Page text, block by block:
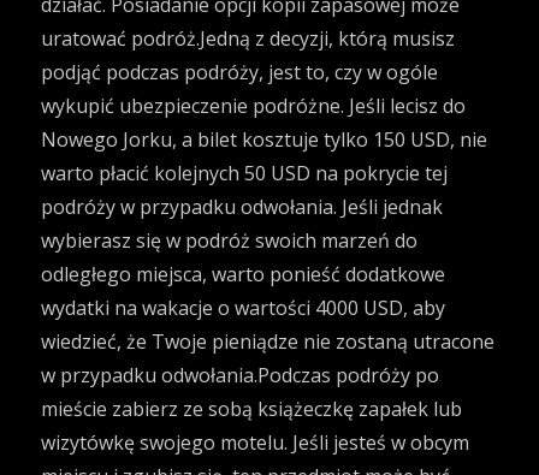
uratować podróż.Jedną z decyzji, którą musisz
podjąć podczas podróży, jest to, czy w ogóle
wykupić ubezpieczenie podróżne. Jeśli lecisz do
Nowego Jorku, a bilet kosztuje tylko 150 USD, nie
warto płacić kolejnych 50 USD na pokrycie tej
podróży w przypadku odwołania. Jeśli jednak
wybierasz się w podróż swoich marzeń do
odległego miejsca, warto ponieść dodatkowe
wydatki na wakacje o wartości 4000 USD, aby
wiedzieć, że Twoje pieniądze nie zostaną utracone
w przypadku odwołania.Podczas podróży po
mieście zabierz ze sobą książeczkę zapałek lub
wizytówkę swojego motelu. Jeśli jesteś w obcym